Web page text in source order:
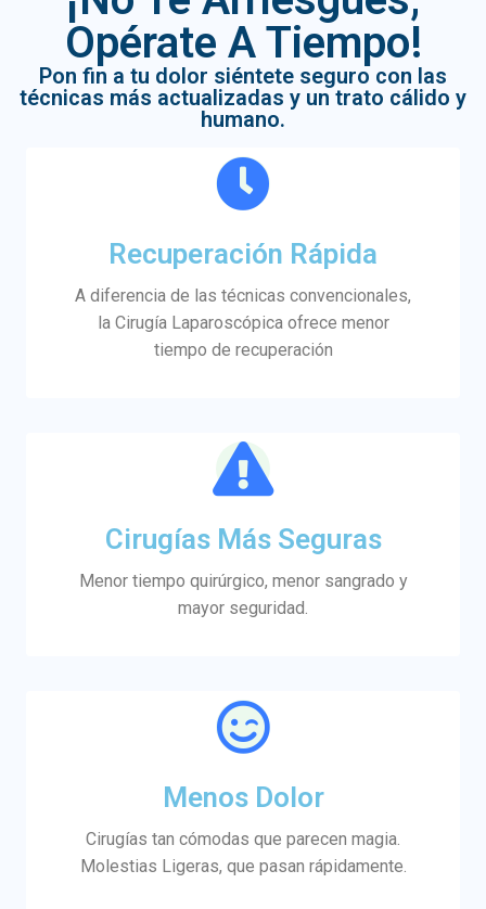
Opérate A Tiempo!
Pon fin a tu dolor siéntete seguro con las
técnicas más actualizadas y un trato cálido y
humano.
Recuperación Rápida
A diferencia de las técnicas convencionales,
la Cirugía Laparoscópica ofrece menor
tiempo de recuperación
Cirugías Más Seguras
Menor tiempo quirúrgico, menor sangrado y
mayor seguridad.
Menos Dolor
Cirugías tan cómodas que parecen magia.
Molestias Ligeras, que pasan rápidamente.